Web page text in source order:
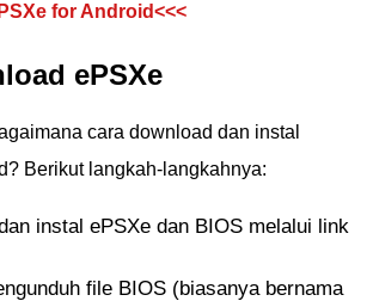
for Android<<<
ePSXe
cara download dan instal
Berikut langkah-langkahnya:
instal ePSXe dan BIOS melalui link
file BIOS (biasanya bernama